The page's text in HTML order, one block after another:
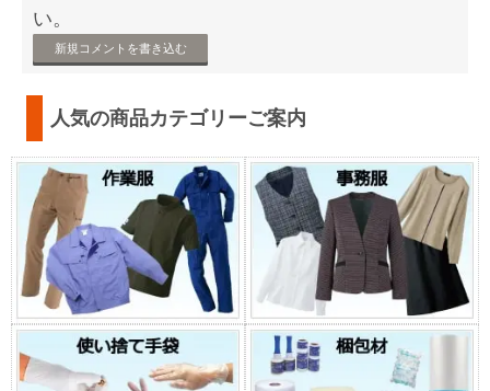
い。
新規コメントを書き込む
人気の商品カテゴリーご案内